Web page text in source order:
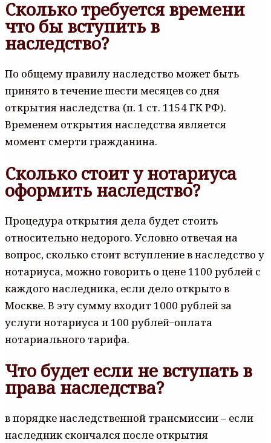
Сколько требуется времени
что бы вступить в
наследство?
По общему правилу наследство может быть
принято в течение шести месяцев со дня
открытия наследства (п. 1 ст. 1154 ГК РФ).
Временем открытия наследства является
момент смерти гражданина.
Сколько стоит у нотариуса
оформить наследство?
Процедура открытия дела будет стоить
относительно недорого. Условно отвечая на
вопрос, сколько стоит вступление в наследство у
нотариуса, можно говорить о цене 1100 рублей с
каждого наследника, если дело открыто в
Москве. В эту сумму входит 1000 рублей за
услуги нотариуса и 100 рублей ̶ оплата
нотариального тарифа.
Что будет если не вступать в
права наследства?
в порядке наследственной трансмиссии – если
наследник скончался после открытия